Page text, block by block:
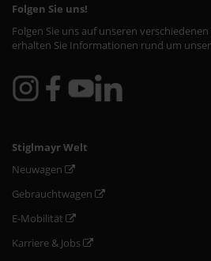
Folgen Sie uns!
Folgen Sie uns auf unseren
erhalten Sie Informationen rund um
Stiglmayr Welt
Neuwagen
Gebrauchtwagen
E-Mobilität
Karriere & Jobs